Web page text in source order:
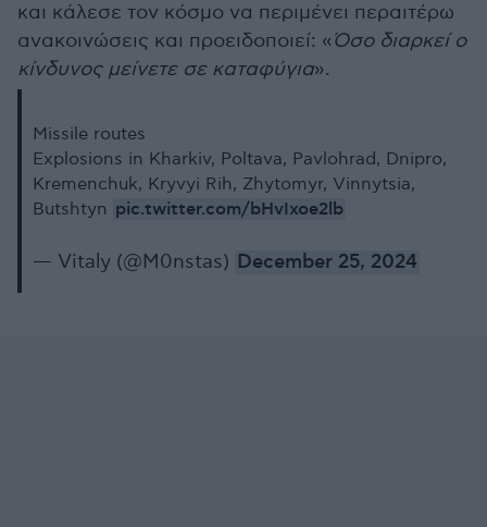
και κάλεσε τον κόσμο να περιμένει περαιτέρω
ανακοινώσεις και προειδοποιεί: «Όσο διαρκεί ο
κίνδυνος μείνετε σε καταφύγια».
Missile routes
Explosions in Kharkiv, Poltava, Pavlohrad, Dnipro,
Kremenchuk, Kryvyi Rih, Zhytomyr, Vinnytsia,
Butshtyn pic.twitter.com/bHvIxoe2lb
— Vitaly (@M0nstas) December 25, 2024